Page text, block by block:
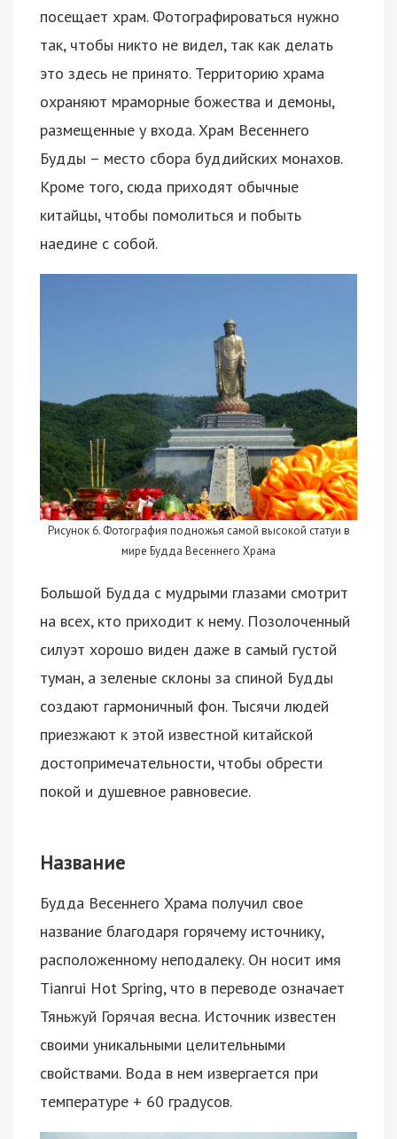
посещает храм. Фотографироваться нужно
так, чтобы никто не видел, так как делать
это здесь не принято. Территорию храма
охраняют мраморные божества и демоны,
размещенные у входа. Храм Весеннего
Будды – место сбора буддийских монахов.
Кроме того, сюда приходят обычные
китайцы, чтобы помолиться и побыть
наедине с собой.
Рисунок 6. Фотография подножья самой высокой статуи в
мире Будда Весеннего Храма
Большой Будда с мудрыми глазами смотрит
на всех, кто приходит к нему. Позолоченный
силуэт хорошо виден даже в самый густой
туман, а зеленые склоны за спиной Будды
создают гармоничный фон. Тысячи людей
приезжают к этой известной китайской
достопримечательности, чтобы обрести
покой и душевное равновесие.
Название
Будда Весеннего Храма получил свое
название благодаря горячему источнику,
расположенному неподалеку. Он носит имя
Tianrui Hot Spring, что в переводе означает
Тяньжуй Горячая весна. Источник известен
своими уникальными целительными
свойствами. Вода в нем извергается при
температуре + 60 градусов.